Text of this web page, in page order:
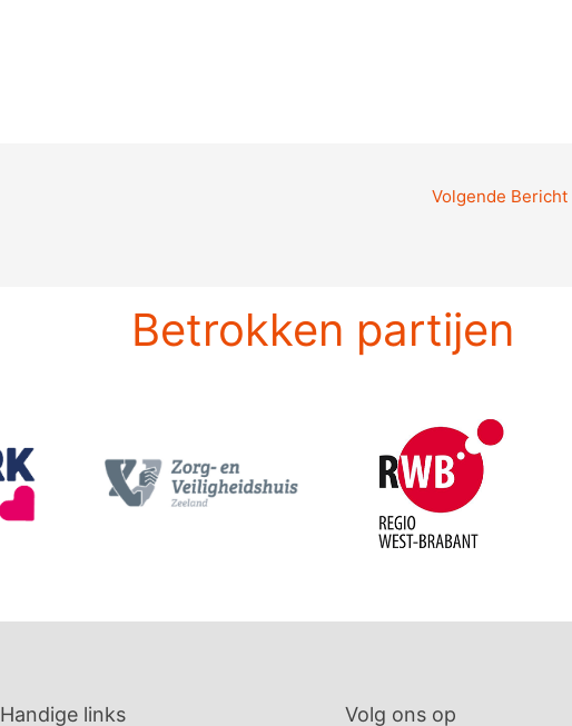
Volgende Bericht
Betrokken partijen
Handige links Volg ons op